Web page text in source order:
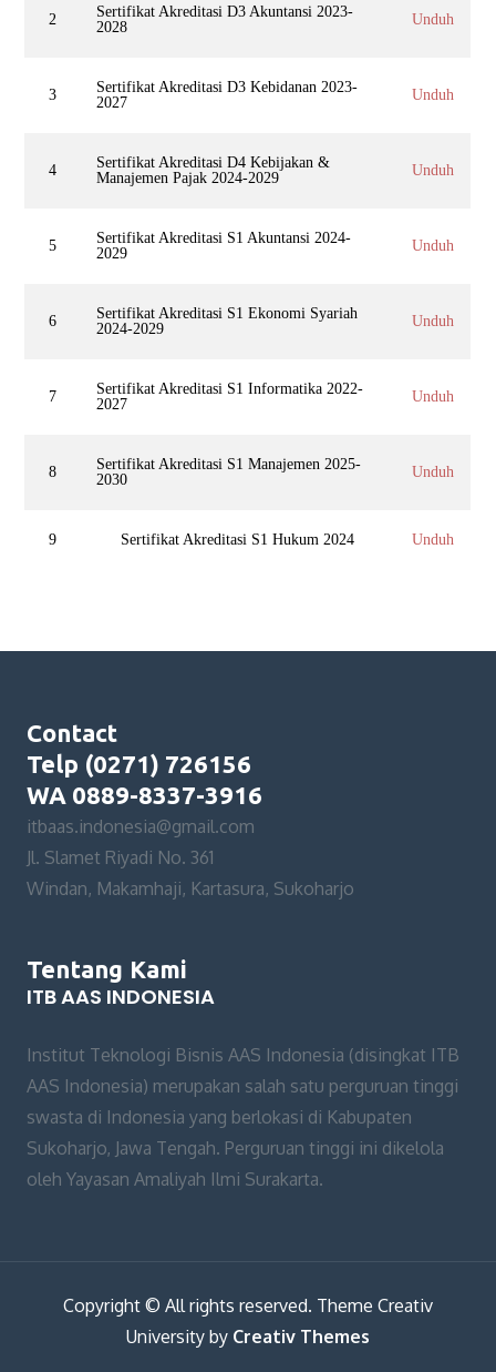
2
Sertifikat Akreditasi D3 Akuntansi 2023-
2028
Unduh
3
Sertifikat Akreditasi D3 Kebidanan 2023-
2027
Unduh
4
Sertifikat Akreditasi D4 Kebijakan &
Manajemen Pajak 2024-2029
Unduh
5
Sertifikat Akreditasi S1 Akuntansi 2024-
2029
Unduh
6
Sertifikat Akreditasi S1 Ekonomi Syariah
2024-2029
Unduh
7
Sertifikat Akreditasi S1 Informatika 2022-
2027
Unduh
8
Sertifikat Akreditasi S1 Manajemen 2025-
2030
Unduh
9 Sertifikat Akreditasi S1 Hukum 2024 Unduh
Contact
Telp (0271) 726156
WA 0889-8337-3916
itbaas.indonesia@gmail.com
Jl. Slamet Riyadi No. 361
Windan, Makamhaji, Kartasura, Sukoharjo
Tentang Kami
ITB AAS INDONESIA
Institut Teknologi Bisnis AAS Indonesia (disingkat ITB
AAS Indonesia) merupakan salah satu perguruan tinggi
swasta di Indonesia yang berlokasi di Kabupaten
Sukoharjo, Jawa Tengah. Perguruan tinggi ini dikelola
oleh Yayasan Amaliyah Ilmi Surakarta.
Copyright © All rights reserved. Theme Creativ
University by Creativ Themes